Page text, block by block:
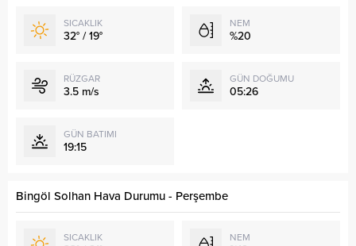
SICAKLIK
32° / 19°
NEM
%20
RÜZGAR
3.5 m/s
GÜN DOĞUMU
05:26
GÜN BATIMI
19:15
Bingöl Solhan Hava Durumu - Perşembe
SICAKLIK NEM